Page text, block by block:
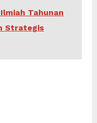
Tahunan
Strategis